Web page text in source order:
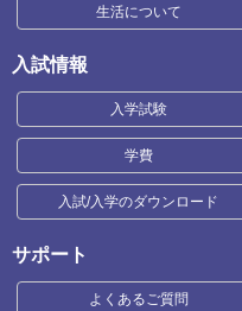
生活について
入試情報
入学試験
学費
入試/入学のダウンロード
サポート
よくあるご質問